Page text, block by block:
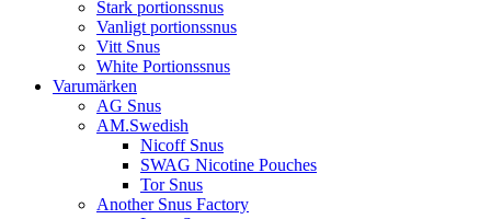
Stark portionssnus
Vanligt portionssnus
Vitt Snus
White Portionssnus
Varumärken
AG Snus
AM.Swedish
Nicoff Snus
SWAG Nicotine Pouches
Tor Snus
Another Snus Factory